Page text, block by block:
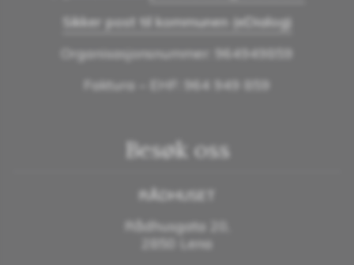
Sikker post til kommunen (eDialog)
Organisasjonsnummer: 964949859
Faktura – EHF: 964 949 859
Besøk oss
RÅDHUSET
Rådhusgata 20,
2850 Lena